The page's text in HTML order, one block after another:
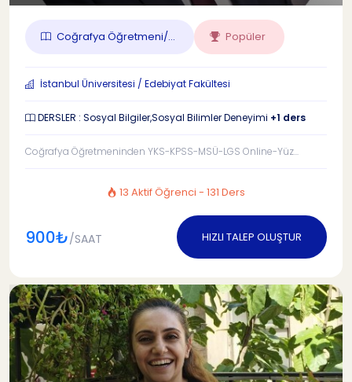
Coğrafya Öğretmeni/... Popüler
İstanbul Üniversitesi / Edebiyat Fakültesi
DERSLER : Sosyal Bilgiler,Sosyal Bilimler Deneyimi +1 ders
Coğrafya Öğretmeninden YKS-KPSS-MSÜ-LGS Online-Yüz...
13 Aktif Öğrenci - 131 Ders
900₺/SAAT HIZLI TALEP OLUŞTUR